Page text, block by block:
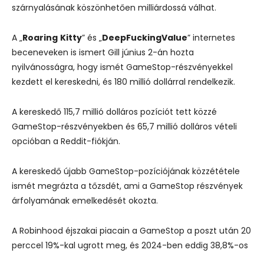
szárnyalásának köszönhetően milliárdossá válhat.
A „Roaring Kitty” és „DeepFuckingValue” internetes
beceneveken is ismert Gill június 2-án hozta
nyilvánosságra, hogy ismét GameStop-részvényekkel
kezdett el kereskedni, és 180 millió dollárral rendelkezik.
A kereskedő 115,7 millió dolláros pozíciót tett közzé
GameStop-részvényekben és 65,7 millió dolláros vételi
opcióban a Reddit-fiókján.
A kereskedő újabb GameStop-pozíciójának közzététele
ismét megrázta a tőzsdét, ami a GameStop részvények
árfolyamának emelkedését okozta.
A Robinhood éjszakai piacain a GameStop a poszt után 20
perccel 19%-kal ugrott meg, és 2024-ben eddig 38,8%-os